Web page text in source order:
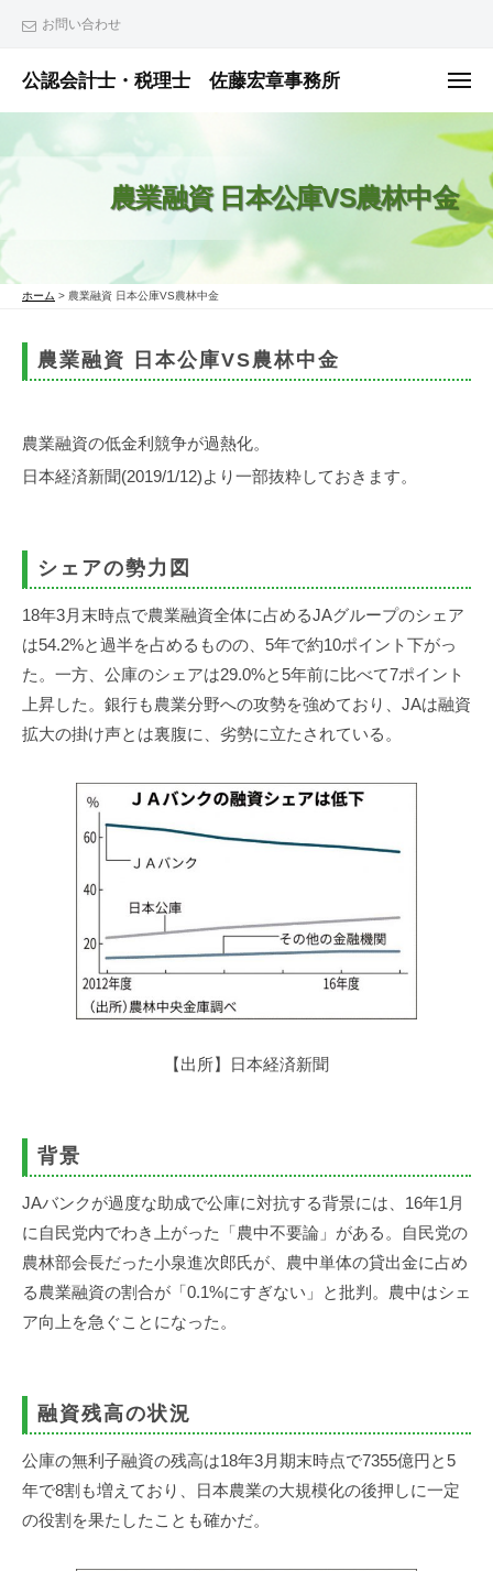
へ
ス
ッ
プ
お問い合わせ
公認会計士・税理士 佐藤宏章事務所
公
認
理
佐
宏
章
所
メ
ュ
ー
農業融資 日本公庫VS農林中金
ホーム > 農業融資 日本公庫VS農林中金
農業融資 日本公庫VS農林中金
農業融資の低金利競争が過熱化。
日本経済新聞(2019/1/12)より一部抜粋しておきます。
シェアの勢力図
18年3月末時点で農業融資全体に占めるJAグループのシェア
は54.2%と過半を占めるものの、5年で約10ポイント下がっ
た。一方、公庫のシェアは29.0%と5年前に比べて7ポイント
上昇した。銀行も農業分野への攻勢を強めており、JAは融資
拡大の掛け声とは裏腹に、劣勢に立たされている。
【出所】日本経済新聞
背景
JAバンクが過度な助成で公庫に対抗する背景には、16年1月
に自民党内でわき上がった「農中不要論」がある。自民党の
農林部会長だった小泉進次郎氏が、農中単体の貸出金に占め
る農業融資の割合が「0.1%にすぎない」と批判。農中はシェ
ア向上を急ぐことになった。
融資残高の状況
公庫の無利子融資の残高は18年3月期末時点で7355億円と5
年で8割も増えており、日本農業の大規模化の後押しに一定
の役割を果たしたことも確かだ。